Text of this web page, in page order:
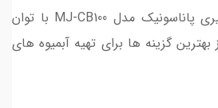
گیرد.در نهایت، آبمیوه گیری پاناسونیک مدل MJ-CB100 با توان
یکی از بهترین گزینه ها برای تهیه آبمیوه های